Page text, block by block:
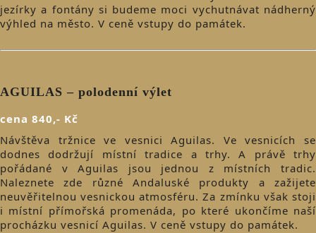
jezírky a fontány si budeme moci vychutnávat nádherný
výhled na město. V ceně vstupy do památek.
AGUILAS – polodenní výlet
cena 840,- Kč
Návštěva tržnice ve vesnici Aguilas. Ve vesnicích se
dodnes dodržují místní tradice a trhy. A právě trhy
pořádané v Aguilas jsou jednou z místních tradic.
Naleznete zde různé Andaluské produkty a zažijete
neuvěřitelnou vesnickou atmosféru. Za zmínku však stoji
i místní přímořská promenáda, po které ukončíme naší
procházku vesnicí Aguilas. V ceně vstupy do památek.